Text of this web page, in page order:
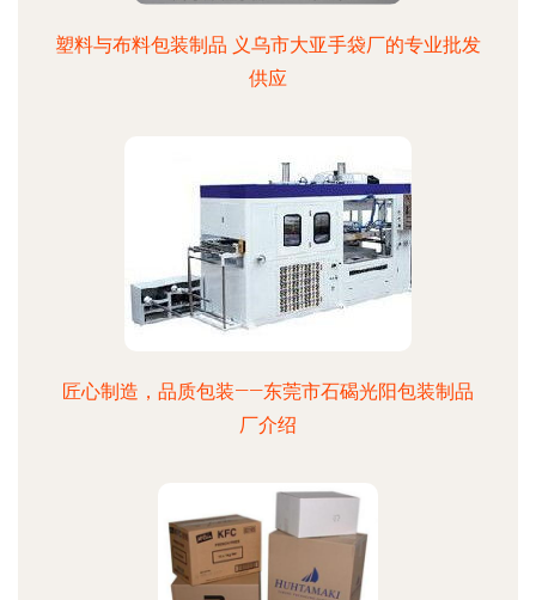
塑料与布料包装制品 义乌市大亚手袋厂的专业批发
供应
匠心制造，品质包装——东莞市石碣光阳包装制品
厂介绍